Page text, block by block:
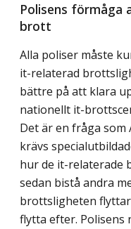
Polisens
brott
Alla poliser måste
it-relaterad
bättre på att klara
nationellt it-
Det är en fråga som
krävs
hur de it-relaterade
sedan bistå andra
brottsligheten
flytta efter.